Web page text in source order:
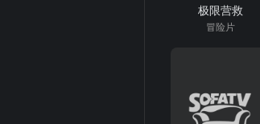
极限营救
冒险片